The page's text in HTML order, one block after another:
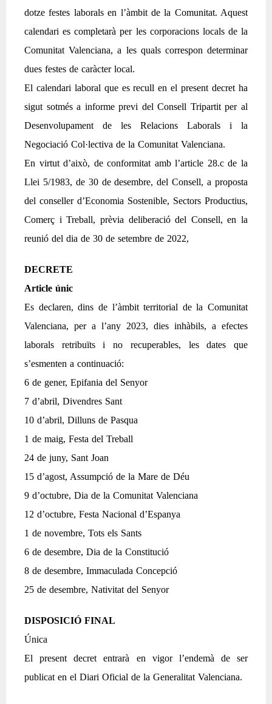
dotze festes laborals en l’àmbit de la Comunitat. Aquest
calendari es completarà per les corporacions locals de la
Comunitat Valenciana, a les quals correspon determinar
dues festes de caràcter local.
El calendari laboral que es recull en el present decret ha
sigut sotmés a informe previ del Consell Tripartit per al
Desenvolupament de les Relacions Laborals i la
Negociació Col·lectiva de la Comunitat Valenciana.
En virtut d’això, de conformitat amb l’article 28.c de la
Llei 5/1983, de 30 de desembre, del Consell, a proposta
del conseller d’Economia Sostenible, Sectors Productius,
Comerç i Treball, prèvia deliberació del Consell, en la
reunió del dia de 30 de setembre de 2022,
DECRETE
Article únic
Es declaren, dins de l’àmbit territorial de la Comunitat
Valenciana, per a l’any 2023, dies inhàbils, a efectes
laborals retribuïts i no recuperables, les dates que
s’esmenten a continuació:
6 de gener, Epifania del Senyor
7 d’abril, Divendres Sant
10 d’abril, Dilluns de Pasqua
1 de maig, Festa del Treball
24 de juny, Sant Joan
15 d’agost, Assumpció de la Mare de Déu
9 d’octubre, Dia de la Comunitat Valenciana
12 d’octubre, Festa Nacional d’Espanya
1 de novembre, Tots els Sants
6 de desembre, Dia de la Constitució
8 de desembre, Immaculada Concepció
25 de desembre, Nativitat del Senyor
DISPOSICIÓ FINAL
Única
El present decret entrarà en vigor l’endemà de ser
publicat en el Diari Oficial de la Generalitat Valenciana.